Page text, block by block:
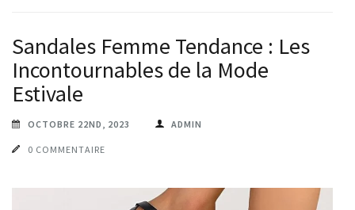
Sandales Femme Tendance : Les
Incontournables de la Mode
Estivale
OCTOBRE 22ND, 2023 ADMIN
0 COMMENTAIRE